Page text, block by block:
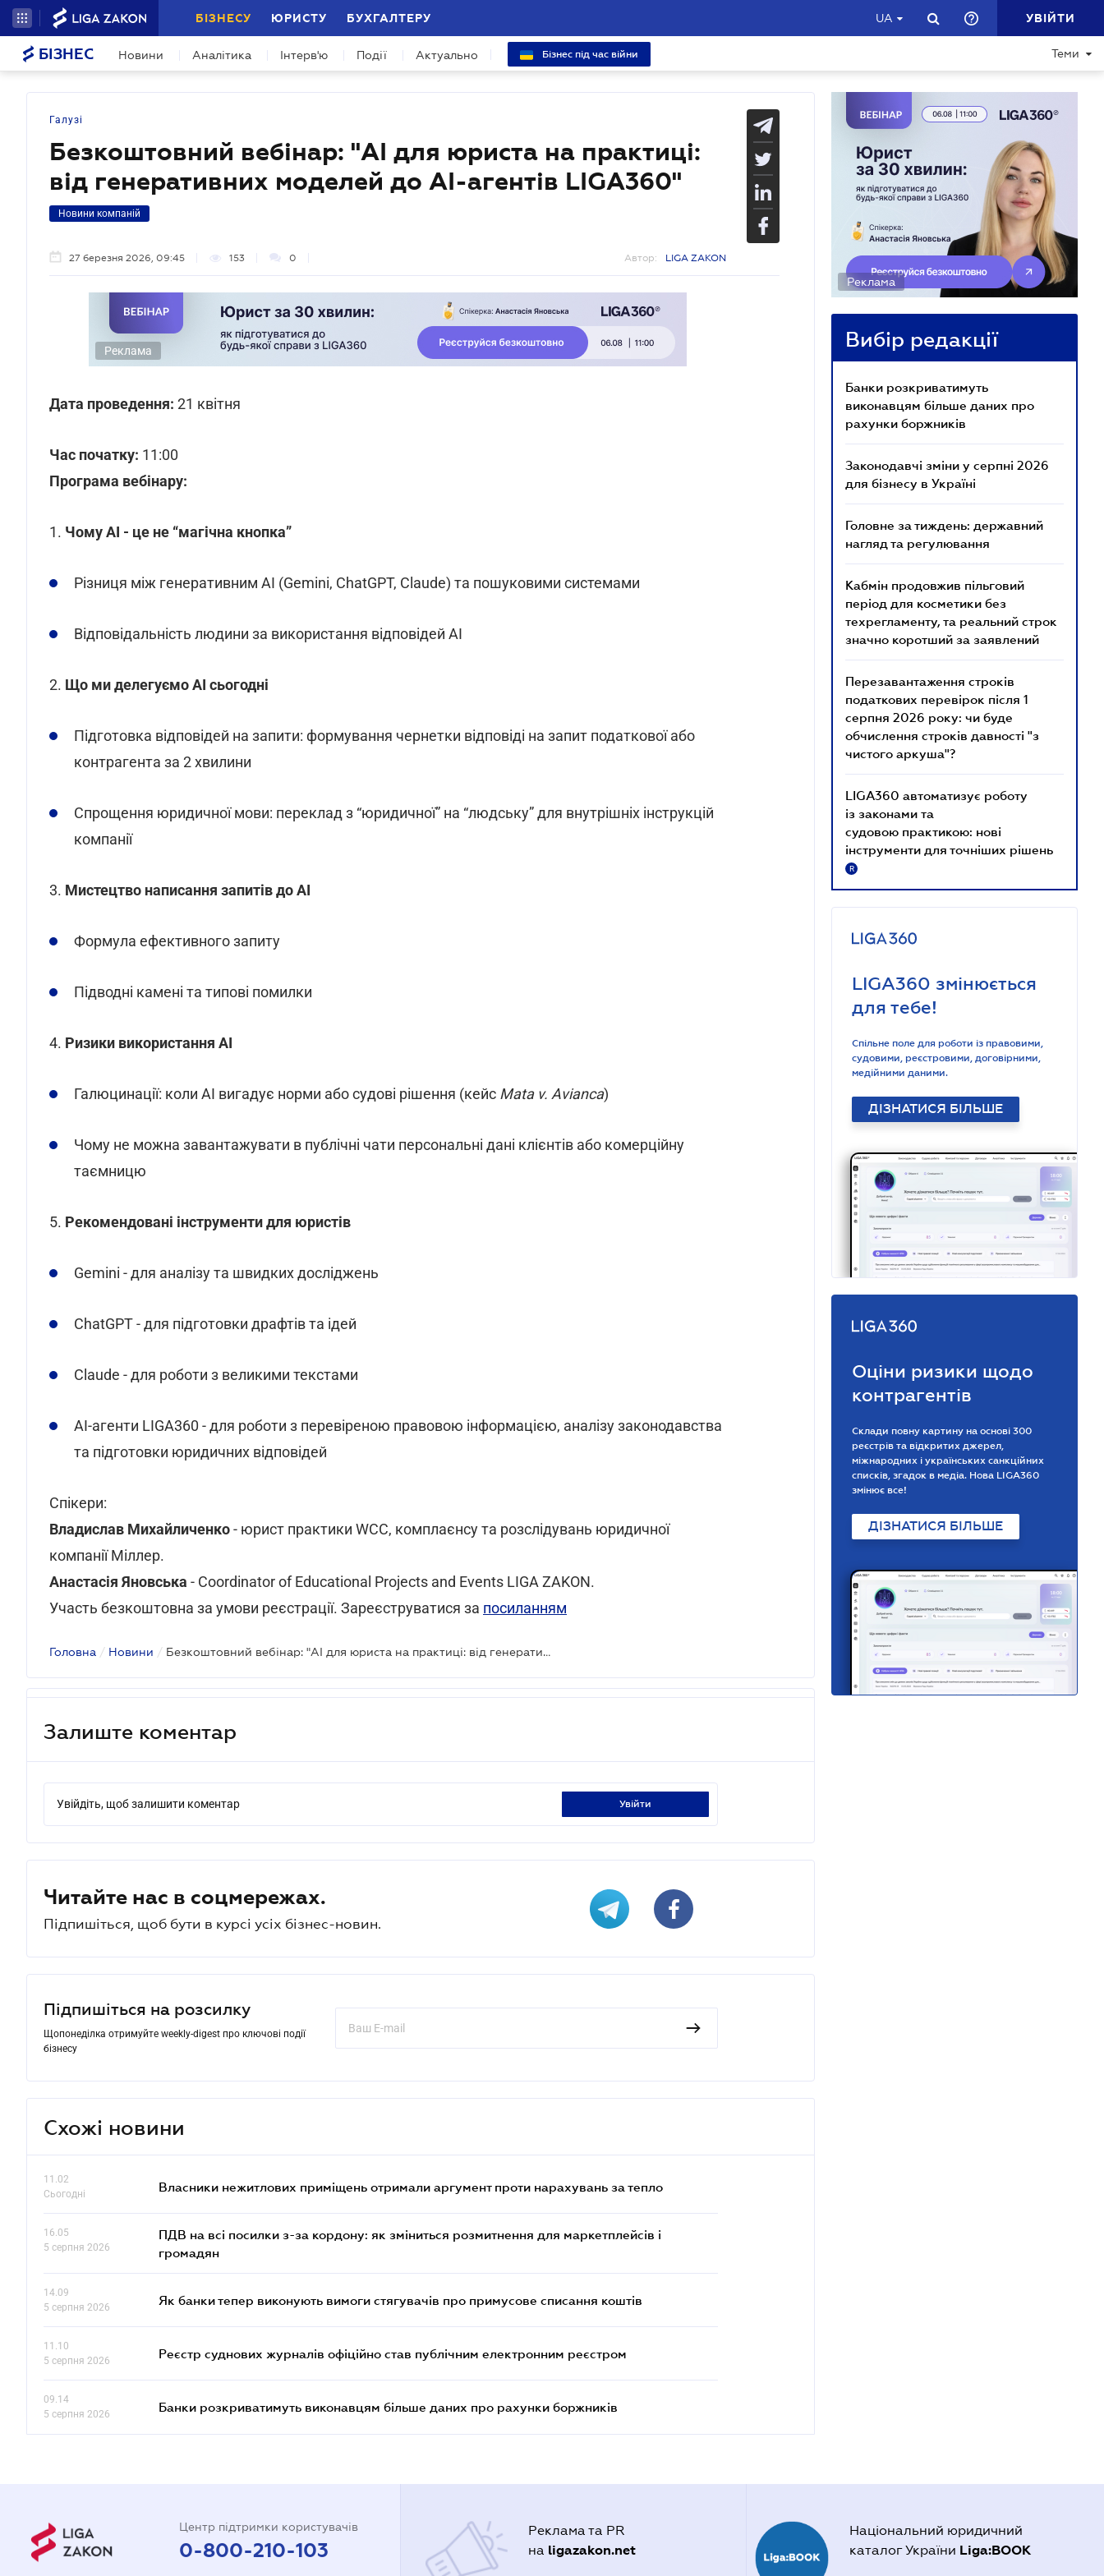
БІЗНЕСУ ЮРИСТУ БУХГАЛТЕРУ UA УВІЙТИ
БІЗНЕС Новини Аналітика Інтерв'ю Події Актуально Бізнес під час війни Теми
Галузі
Безкоштовний вебінар: "AI для юриста на практиці:
від генеративних моделей до AI-агентів LIGA360"
Новини компаній
27 березня 2026, 09:45 153 0 Автор: LIGA ZAKON
Реклама
Дата проведення: 21 квітня
Час початку: 11:00
Програма вебінару:
1. Чому АІ - це не “магічна кнопка”
Різниця між генеративним АІ (Gemini, ChatGPT, Claude) та пошуковими системами
Відповідальність людини за використання відповідей АІ
2. Що ми делегуємо АІ сьогодні
Підготовка відповідей на запити: формування чернетки відповіді на запит податкової або
контрагента за 2 хвилини
Спрощення юридичної мови: переклад з “юридичної” на “людську” для внутрішніх інструкцій
компанії
3. Мистецтво написання запитів до АІ
Формула ефективного запиту
Підводні камені та типові помилки
4. Ризики використання АІ
Галюцинації: коли АІ вигадує норми або судові рішення (кейс Mata v. Avianca)
Чому не можна завантажувати в публічні чати персональні дані клієнтів або комерційну
таємницю
5. Рекомендовані інструменти для юристів
Gemini - для аналізу та швидких досліджень
ChatGPT - для підготовки драфтів та ідей
Claude - для роботи з великими текстами
AI-агенти LIGA360 - для роботи з перевіреною правовою інформацією, аналізу законодавства
та підготовки юридичних відповідей
Спікери:
Владислав Михайличенко- юрист практики WCC, комплаєнсу та розслідувань юридичної
компанії Міллер.
Анастасія Яновська - Coordinator of Educational Projects and Events LIGA ZAKON.
Участь безкоштовна за умови реєстрації. Зареєструватися за посиланням
Головна / Новини / Безкоштовний вебінар: "AI для юриста на практиці: від генеративних моделей до AI-агентів LIGA360"
Залиште коментар
Увійдіть, щоб залишити коментар увійти
Читайте нас в соцмережах.
Підпишіться, щоб бути в курсі усіх бізнес-новин.
Підпишіться на розсилку
Щопонеділка отримуйте weekly-digest про ключові події
бізнесу
Схожі новини
11.02
Сьогодні
Власники нежитлових приміщень отримали аргумент проти нарахувань за тепло
16.05
5 серпня 2026
ПДВ на всі посилки з-за кордону: як зміниться розмитнення для маркетплейсів і
громадян
14.09
5 серпня 2026
Як банки тепер виконують вимоги стягувачів про примусове списання коштів
11.10
5 серпня 2026
Реєстр суднових журналів офіційно став публічним електронним реєстром
09.14
5 серпня 2026
Банки розкриватимуть виконавцям більше даних про рахунки боржників
Реклама
Вибір редакції
Банки розкриватимуть
виконавцям більше даних про
рахунки боржників
Законодавчі зміни у серпні 2026
для бізнесу в Україні
Головне за тиждень: державний
нагляд та регулювання
Кабмін продовжив пільговий
період для косметики без
техрегламенту, та реальний строк
значно коротший за заявлений
Перезавантаження строків
податкових перевірок після 1
серпня 2026 року: чи буде
обчислення строків давності "з
чистого аркуша"?
LIGA360 автоматизує роботу
із законами та
судовою практикою: нові
інструменти для точніших рішень
R
LIGA360 змінюється
для тебе!
Спільне поле для роботи із правовими,
судовими, реєстровими, договірними,
медійними даними.
ДІЗНАТИСЯ БІЛЬШЕ
Оціни ризики щодо
контрагентів
Склади повну картину на основі 300
реєстрів та відкритих джерел,
міжнародних і українських санкційних
списків, згадок в медіа. Нова LIGA360
змінює все!
ДІЗНАТИСЯ БІЛЬШЕ
Центр підтримки користувачів
0-800-210-103
Реклама та PR
на ligazakon.net
Національний юридичний
каталог України Liga:BOOK